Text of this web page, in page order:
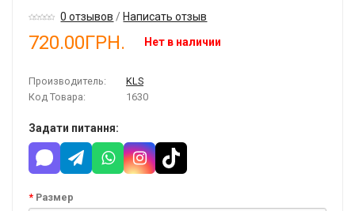
0 отзывов /Написать отзыв
720.00ГРН. Нет в наличии
Производитель:
KLS
Код Товара:
1630
Задати питання:
Размер